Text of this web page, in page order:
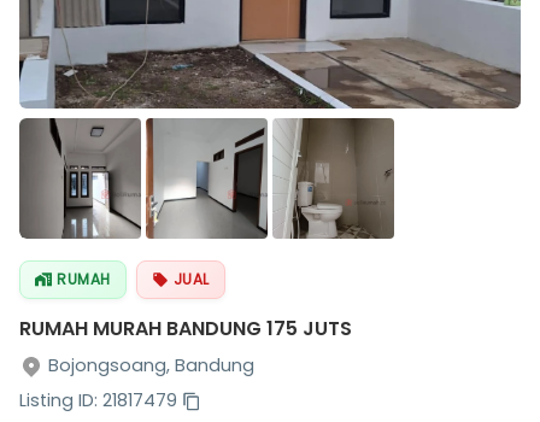
RUMAH JUAL
RUMAH MURAH BANDUNG 175 JUTS
Bojongsoang, Bandung
Listing ID: 21817479